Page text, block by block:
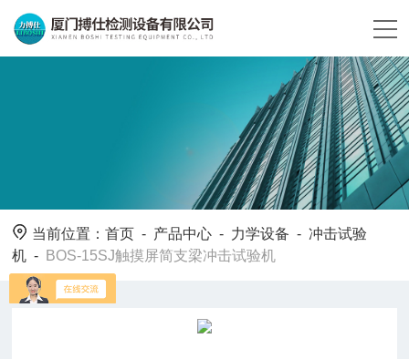
当前位置：首页 - 产品中心 - 力学设备 -冲击试验
机 - BOS-15SJ触摸屏简支梁冲击试验机